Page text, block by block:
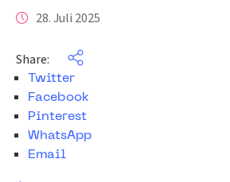
28. Juli 2025
Share:
Twitter
Facebook
Pinterest
WhatsApp
Email